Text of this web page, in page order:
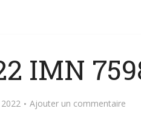
IMN
Ajouter un commentaire